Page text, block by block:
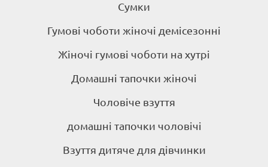
Сумки
Гумові чоботи жіночі демісезонні
Жіночі гумові чоботи на хутрі
Домашні тапочки жіночі
Чоловіче взуття
домашні тапочки чоловічі
Взуття дитяче для дівчинки